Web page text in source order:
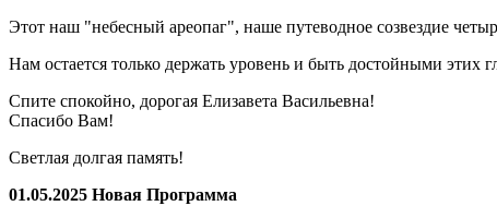
Этот наш "небесный ареопаг", наше путеводное созвездие
Нам остается только держать уровень и быть достойными
Спите спокойно, дорогая Елизавета Васильевна!
Спасибо Вам!
Светлая долгая память!
01.05.2025 Новая Программа